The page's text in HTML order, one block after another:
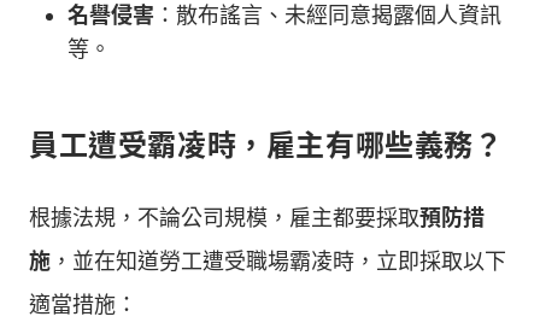
名譽侵害 ：散布謠言、未經同意揭露個人資訊
等。
員工遭受霸凌時，雇主有哪些義務？
根據法規，不論公司規模，雇主都要採取預防措
施 ，並在知道勞工遭受職場霸凌時，立即採取以下
適當措施：